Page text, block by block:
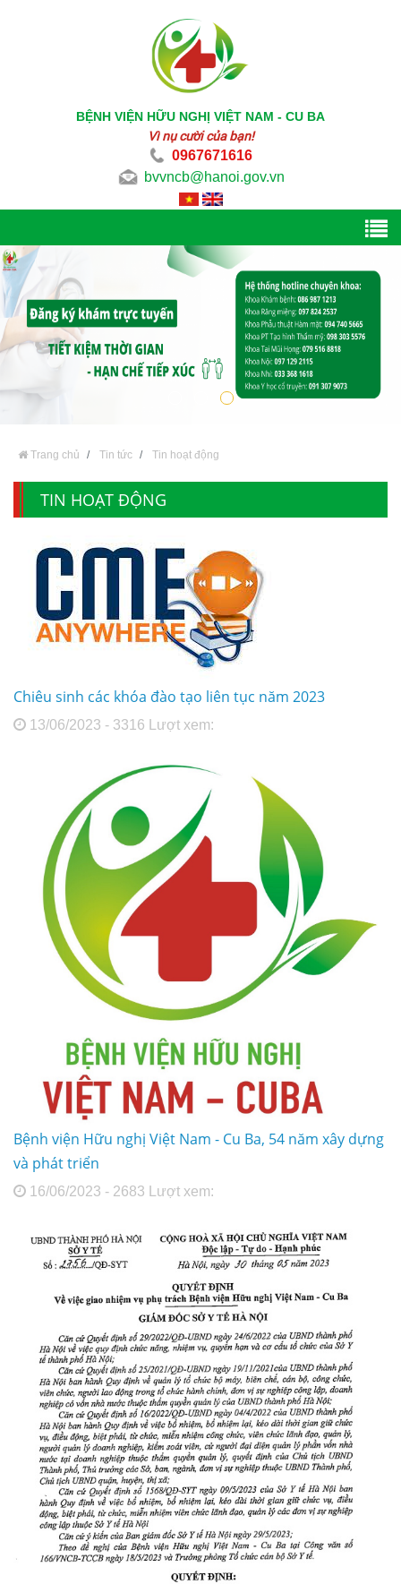
BỆNH VIỆN HỮU NGHỊ VIỆT NAM - CU BA
Vì nụ cười của bạn!
0967671616
bvvncb@hanoi.gov.vn
Trang chủ Tin tức Tin hoạt động
TIN HOẠT ĐỘNG
Chiêu sinh các khóa đào tạo liên tục năm 2023
13/06/2023 - 3316 Lượt xem:
Bệnh viện Hữu nghị Việt Nam - Cu Ba, 54 năm xây dựng
và phát triển
16/06/2023 - 2683 Lượt xem: